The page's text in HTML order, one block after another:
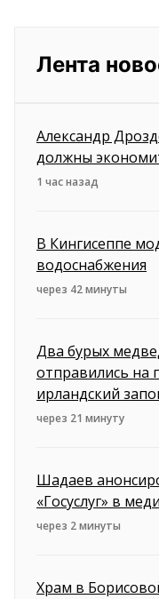
Лента
Александр
должны
1 час назад
В Кингисеппе
водоснабжения
через 42 минуты
Два бурых
отправились на
ирландский
через 21 минуту
Шадаев
«Госуслуг» в
через 2 минуты
Храм в